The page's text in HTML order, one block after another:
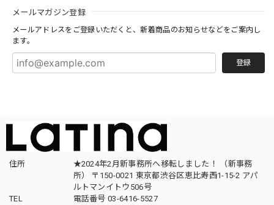
メールマガジン登録
メールアドレスをご登録いただくと、新着商品のお知らせなどをご案内し
ます。
登録
住所
★2024年2月新事務所へ移転しました！ （新事務
所） 〒150-0021 東京都渋谷区恵比寿西1-15-2 アパ
ルトマンイトウ506号
TEL
電話番号 03-6416-5527